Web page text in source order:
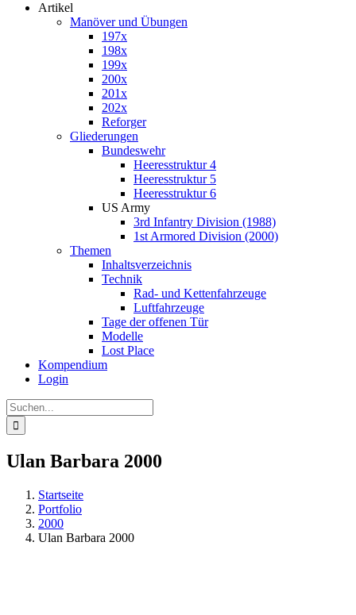
Artikel
Manöver und Übungen
197x
198x
199x
200x
201x
202x
Reforger
Gliederungen
Bundeswehr
Heeresstruktur 4
Heeresstruktur 5
Heeresstruktur 6
US Army
3rd Infantry Division (1988)
1st Armored Division (2000)
Themen
Inhaltsverzeichnis
Technik
Rad- und Kettenfahrzeuge
Luftfahrzeuge
Tage der offenen Tür
Modelle
Lost Place
Kompendium
Login
Suche
nach:
Ulan Barbara 2000
Startseite
Portfolio
2000
Ulan Barbara 2000